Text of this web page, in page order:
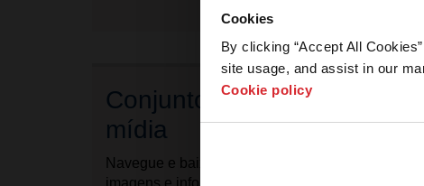
Cookies
By clicking “Accept All
site usage, and assist in our
Cookie policy
Conjuntos de
mídia
Navegue e baixe fichas técnicas,
imagens e informações sobre
em